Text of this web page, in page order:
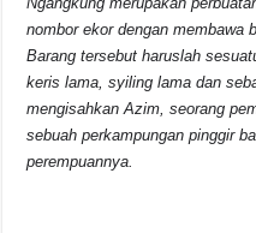
nombor ekor dengan membawa
Barang tersebut haruslah
keris lama, syiling lama dan
mengisahkan Azim, seorang
sebuah perkampungan pinggir
perempuannya.